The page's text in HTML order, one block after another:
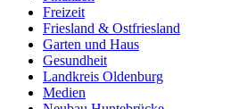
Freizeit
Friesland & Ostfriesland
Garten und Haus
Gesundheit
Landkreis Oldenburg
Medien